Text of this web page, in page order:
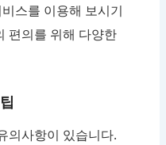
스를 이용해 보시기
편의를 위해 다양한
의사항이 있습니다.